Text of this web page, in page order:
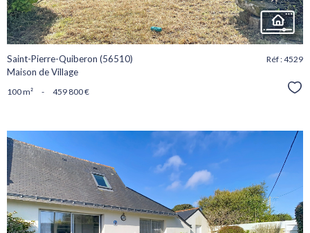
Saint-Pierre-Quiberon (56510)
Maison de Village
Réf : 4529
100 m² - 459 800 €
voir le